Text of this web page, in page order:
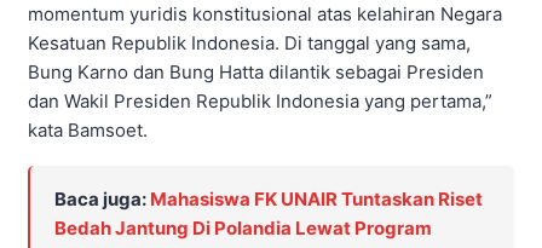
momentum yuridis konstitusional atas kelahiran Negara
Kesatuan Republik Indonesia. Di tanggal yang sama,
Bung Karno dan Bung Hatta dilantik sebagai Presiden
dan Wakil Presiden Republik Indonesia yang pertama,”
kata Bamsoet.
Baca juga: Mahasiswa FK UNAIR Tuntaskan Riset
Bedah Jantung Di Polandia Lewat Program